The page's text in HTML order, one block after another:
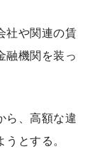
社や関連の賃
融機関を装っ
ら、高額な違
とする。